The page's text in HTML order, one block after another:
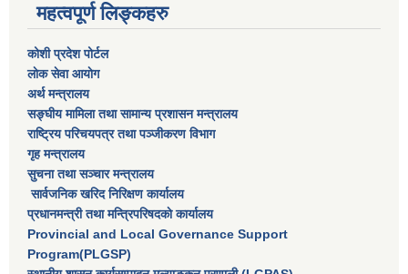
महत्वपूर्ण लिङ्कहरु
कोशी प्रदेश पोर्टल
लाेक सेवा आयाेग
अर्थ मन्त्रालय
सङ्घीय मामिला तथा सामान्य प्रशासन मन्त्रालय
राष्‍ट्रिय परिचयपत्र तथा पञ्‍जीकरण विभाग
गृह मन्त्रालय
सुचना तथा सञ्चार मन्त्रालय
सार्वजनिक खरिद निरिक्षण कार्यालय
प्रधानमन्त्री तथा मन्त्रिपरिषदकाे कार्यालय
Provincial and Local Governance Support
Program(PLGSP)